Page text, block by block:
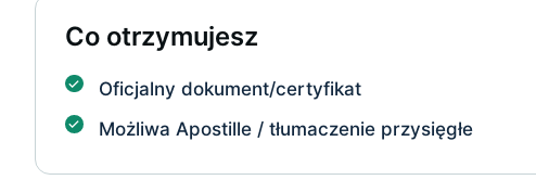
Co otrzymujesz
Oficjalny dokument/certyfikat
Możliwa Apostille / tłumaczenie przysięgłe